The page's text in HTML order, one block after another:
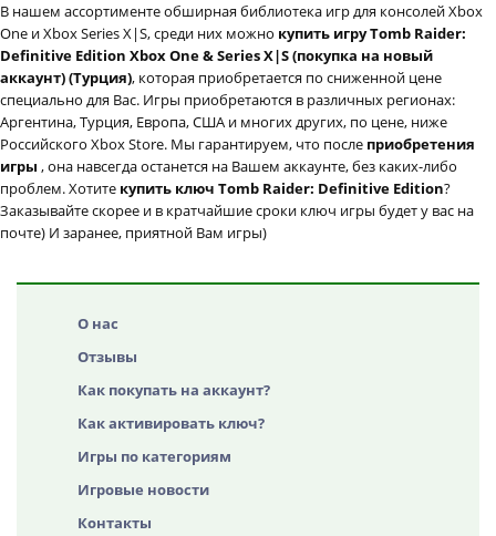
В нашем ассортименте обширная библиотека игр для консолей Xbox
One и Xbox Series X|S, среди них можно купить игру Tomb Raider:
Definitive Edition Xbox One & Series X|S (покупка на новый
аккаунт) (Турция), которая приобретается по сниженной цене
специально для Вас. Игры приобретаются в различных регионах:
Аргентина, Турция, Европа, США и многих других, по цене, ниже
Российского Xbox Store. Мы гарантируем, что после приобретения
игры , она навсегда останется на Вашем аккаунте, без каких-либо
проблем. Хотите купить ключ Tomb Raider: Definitive Edition?
Заказывайте скорее и в кратчайшие сроки ключ игры будет у вас на
почте) И заранее, приятной Вам игры)
О нас
Отзывы
Как покупать на аккаунт?
Как активировать ключ?
Игры по категориям
Игровые новости
Контакты